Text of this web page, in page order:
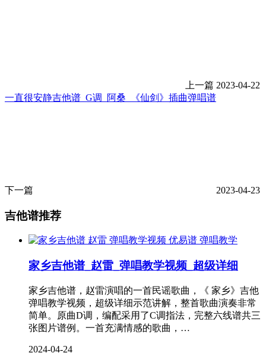
上一篇 2023-04-22
一直很安静吉他谱_G调_阿桑_《仙剑》插曲弹唱谱
下一篇 2023-04-23
吉他谱推荐
弹唱教学
家乡吉他谱_赵雷_弹唱教学视频_超级详细
家乡吉他谱，赵雷演唱的一首民谣歌曲，《 家乡》吉他
弹唱教学视频，超级详细示范讲解，整首歌曲演奏非常
简单。原曲D调，编配采用了C调指法，完整六线谱共三
张图片谱例。一首充满情感的歌曲，…
2024-04-24